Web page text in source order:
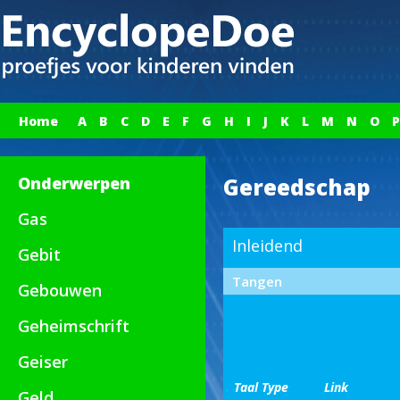
Home A B C D E F G H I J K L M N O P
Onderwerpen
Gas
Gebit
Gebouwen
Geheimschrift
Geiser
Gereedschap
Inleidend
Tangen
Taal Type
Link